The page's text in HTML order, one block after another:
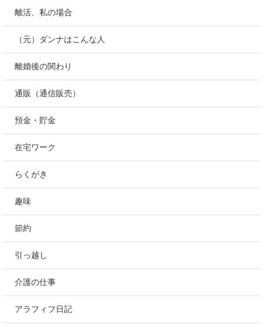
離活、私の場合
（元）ダンナはこんな人
離婚後の関わり
通販（通信販売）
預金・貯金
在宅ワーク
らくがき
趣味
節約
引っ越し
介護の仕事
アラフィフ日記